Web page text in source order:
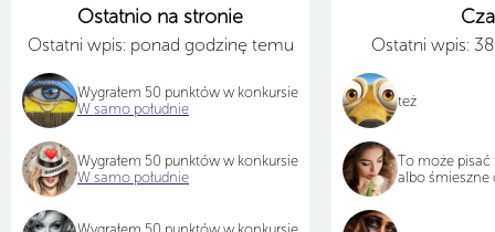
Ostatnio na stronie
Ostatni wpis: ponad godzinę temu
Wygrałem 50 punktów w konkursie
W samo południe
Wygrałem 50 punktów w konkursie
W samo południe
Ostatni wpis:
też
To może
albo śmieszne